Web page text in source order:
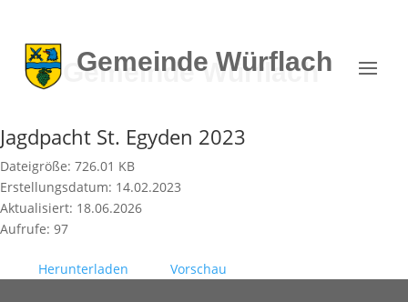
Gemeinde Würflach
Jagdpacht St. Egyden 2023
Dateigröße: 726.01 KB
Erstellungsdatum: 14.02.2023
Aktualisiert: 18.06.2026
Aufrufe: 97
Herunterladen Vorschau